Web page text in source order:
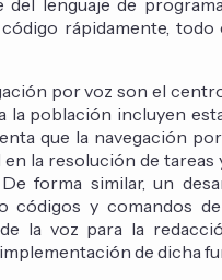
del lenguaje de
rápidamente,
por voz son el
la población incluyen
que la navegación
la resolución de tareas
forma similar, un
códigos y comandos
la voz para la
de dicha